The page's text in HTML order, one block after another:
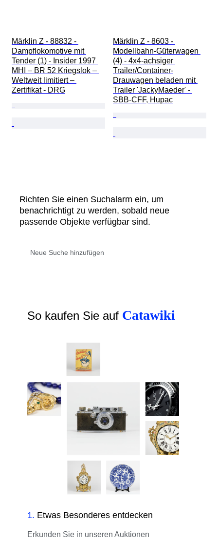
Märklin Z - 88832 -
Dampflokomotive mit
Tender (1) - Insider 1997
MHI – BR 52 Kriegslok –
Weltweit limitiert –
Zertifikat - DRG
Märklin Z - 8603 -
Modellbahn-Güterwagen
(4) - 4x4-achsiger
Trailer/Container-
Drauwagen beladen mit
Trailer 'JackyMaeder' -
SBB-CFF, Hupac
Richten Sie einen Suchalarm ein, um
benachrichtigt zu werden, sobald neue
passende Objekte verfügbar sind.
So kaufen Sie auf Catawiki
1. Etwas Besonderes entdecken
Erkunden Sie in unseren Auktionen